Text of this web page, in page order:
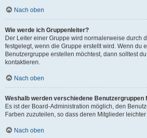
Nach oben
Wie werde ich Gruppenleiter?
Der Leiter einer Gruppe wird normalerweise durch
festgelegt, wenn die Gruppe erstellt wird. Wenn du
Benutzergruppe erstellen möchtest, dann solltest
kontaktieren.
Nach oben
Weshalb werden verschiedene Benutzergruppen
Es ist der Board-Administration möglich, den
Farben zuzuteilen, so dass deren Mitglieder
Nach oben